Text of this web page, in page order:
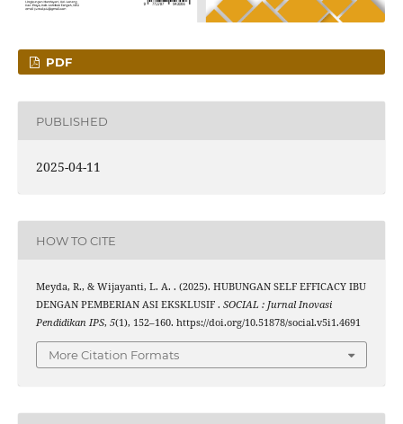
PDF
PUBLISHED
2025-04-11
HOW TO CITE
Meyda, R., & Wijayanti, L. A. . (2025). HUBUNGAN SELF EFFICACY IBU
DENGAN PEMBERIAN ASI EKSKLUSIF . SOCIAL : Jurnal Inovasi
Pendidikan IPS, 5(1), 152–160. https://doi.org/10.51878/social.v5i1.4691
More Citation Formats